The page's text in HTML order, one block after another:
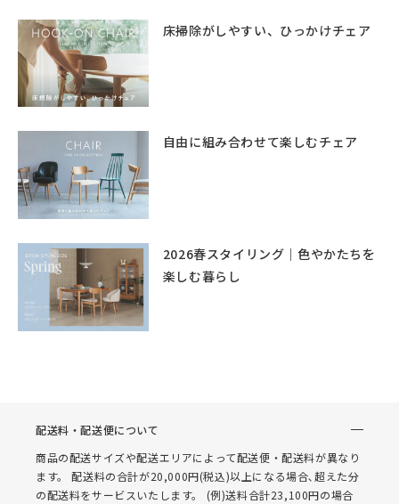
床掃除がしやすい、ひっかけチェア
自由に組み合わせて楽しむチェア
2026春スタイリング｜色やかたちを
楽しむ暮らし
配送料・配送便について
商品の配送サイズや配送エリアによって配送便・配送料が異なり
ます。 配送料の合計が20,000円(税込)以上になる場合､超えた分
の配送料をサービスいたします。 (例)送料合計23,100円の場合